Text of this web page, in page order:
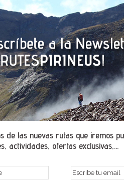
de las nuevas rutas que iremos
actividades, ofertas exclusivas,...
Excursiones y actividades guiadas